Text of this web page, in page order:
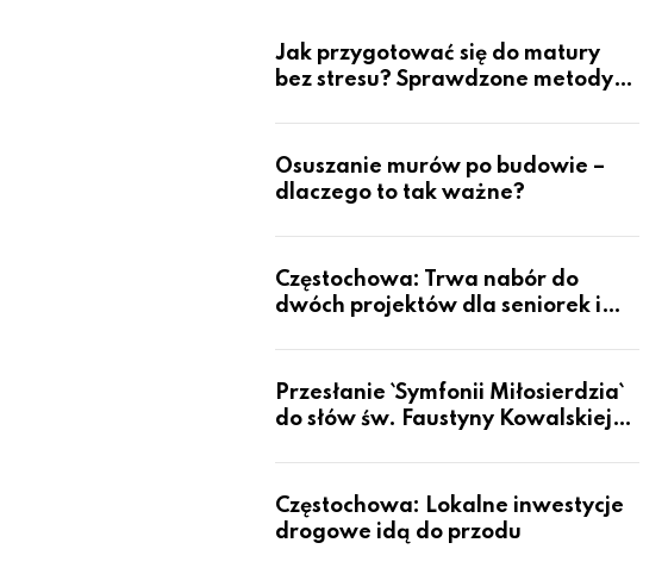
Jak przygotować się do matury
bez stresu? Sprawdzone metody
Osuszanie murów po budowie –
dlaczego to tak ważne?
Częstochowa: Trwa nabór do
dwóch projektów dla seniorek i
Przesłanie `Symfonii Miłosierdzia`
do słów św. Faustyny Kowalskiej
Częstochowa: Lokalne inwestycje
drogowe idą do przodu